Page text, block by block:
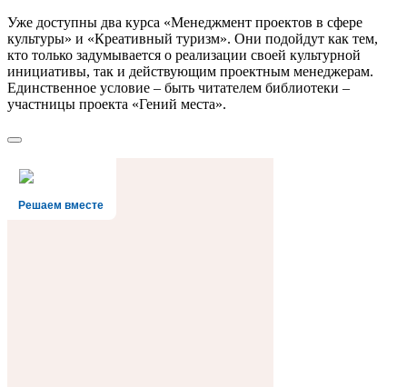
Уже доступны два курса «Менеджмент проектов в сфере
культуры» и «Креативный туризм». Они подойдут как тем,
кто только задумывается о реализации своей культурной
инициативы, так и действующим проектным менеджерам.
Единственное условие – быть читателем библиотеки –
участницы проекта «Гений места».
Решаем вместе